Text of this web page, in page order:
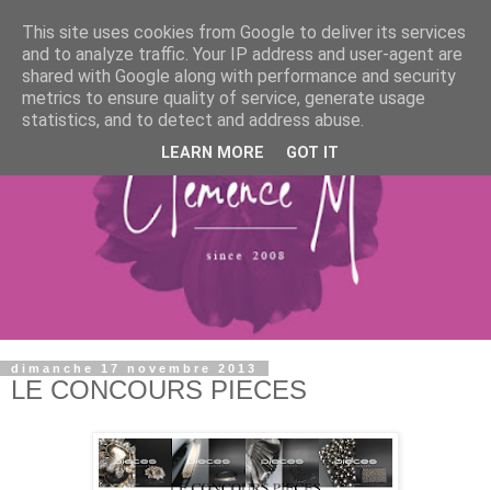
dimanche 17 novembre 2013
LE CONCOURS PIECES
This site uses cookies from Google to deliver its services
and to analyze traffic. Your IP address and user-agent are
shared with Google along with performance and security
metrics to ensure quality of service, generate usage
statistics, and to detect and address abuse.
LEARN MORE GOT IT